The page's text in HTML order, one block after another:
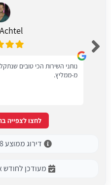
נותני השירות הכי טובים
מ-ממליץ.
לחצו לצפייה
דירוג ממוצע 4.8 לפי 56 דירוגים
מעודכן לחודש